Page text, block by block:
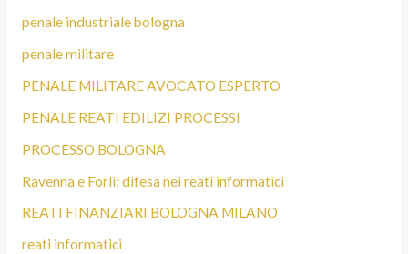
penale industriale bologna
penale militare
PENALE MILITARE AVOCATO ESPERTO
PENALE REATI EDILIZI PROCESSI
PROCESSO BOLOGNA
Ravenna e Forlì: difesa nei reati informatici
REATI FINANZIARI BOLOGNA MILANO
reati informatici